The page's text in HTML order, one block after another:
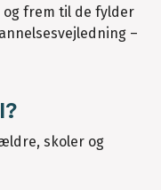
og frem til de fylder
–
skoler og